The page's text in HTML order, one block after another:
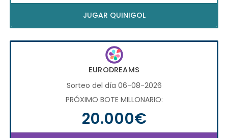
JUGAR QUINIGOL
EURODREAMS
Sorteo del día 06-08-2026
PRÓXIMO BOTE MILLONARIO:
20.000€